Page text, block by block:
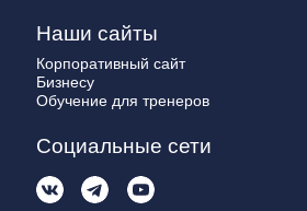
Наши сайты
Корпоративный сайт
Бизнесу
Обучение для тренеров
Социальные сети